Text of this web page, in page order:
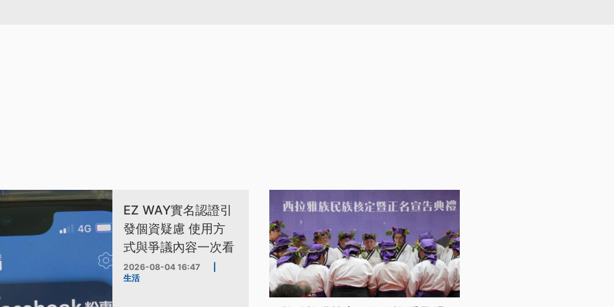
EZ WAY實名認證引
發個資疑慮 使用方
式與爭議內容一次看
2026-08-04 16:47
生活